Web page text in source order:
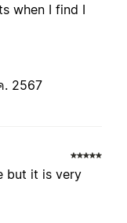
when I find I
. 2567
but it is very